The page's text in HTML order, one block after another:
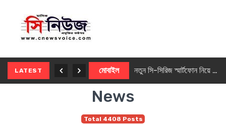
LATEST মোবাইল নতুন সি-সিরিজ স্মার্টফোন নিয়ে আসছে রিয়েলমি
News
Total 4408 Posts